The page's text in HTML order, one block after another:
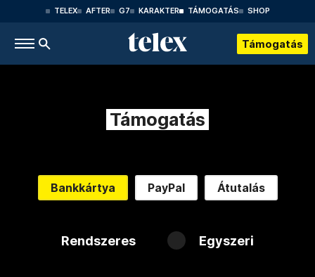
TELEX AFTER G7 KARAKTER TÁMOGATÁS SHOP
Támogatás
Támogatás
Bankkártya PayPal Átutalás
Rendszeres Egyszeri